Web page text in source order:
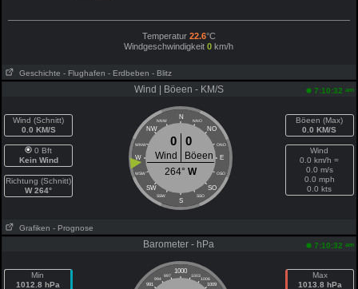
Temperatur 22.6°C
Windgeschwindigkeit 0 km/h
Geschichte - Flughafen - Erdbeben - Blitz
Wind | Böeen - KM/S 7:10:32 am
Wind (Schnitt)
0.0 KM/S
0 Bft
Kein Wind
Richtung (Schnitt)
W 264°
N
NNW NNO
NW NO
WNW ONO
W E
WSW OSO
SW SO
SSW SSO
S
0 0
Wind
Böeen
264° W
Böeen (Max)
0.0 KM/S
Wind
0.0 km/h =
0.0 m/s
0.0 mph
0.0 kts
Grafiken - Prognose
Barometer - hPa 7:10:32 am
Min
1012.8 hPa
1000
997 1003
994
1006
991
1009
Max
1013.8 hPa